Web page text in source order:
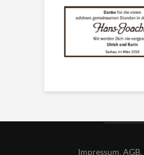
Impressum, AGB,